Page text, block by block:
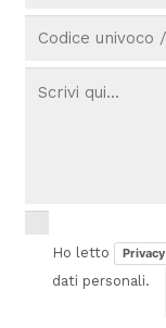
Ho letto
dati personali.